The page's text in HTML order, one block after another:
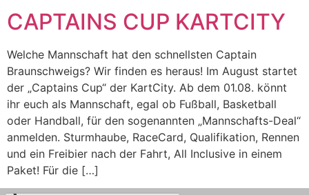
CAPTAINS CUP KARTCITY
Welche Mannschaft hat den schnellsten Captain
Braunschweigs? Wir finden es heraus! Im August startet
der „Captains Cup“ der KartCity. Ab dem 01.08. könnt
ihr euch als Mannschaft, egal ob Fußball, Basketball
oder Handball, für den sogenannten „Mannschafts-Deal“
anmelden. Sturmhaube, RaceCard, Qualifikation, Rennen
und ein Freibier nach der Fahrt, All Inclusive in einem
Paket! Für die […]